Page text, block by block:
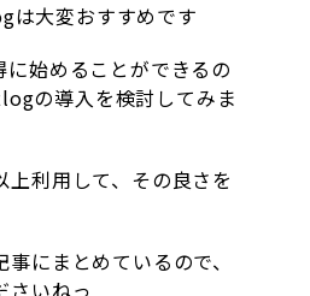
は大変おすすめです
始めることができるの
の導入を検討してみま
上利用して、その良さを
にまとめているので、